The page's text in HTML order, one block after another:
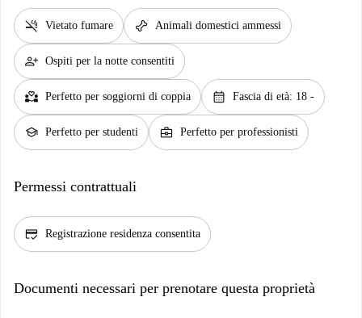
smoke_free Vietato fumare pet_supplies Animali domestici ammessi
person_add Ospiti per la notte consentiti
partner_heart Perfetto per soggiorni di coppia calendar_month Fascia di età: 18 -
school Perfetto per studenti business_center Perfetto per professionisti
Permessi contrattuali
credit_score Registrazione residenza consentita
Documenti necessari per prenotare questa proprietà